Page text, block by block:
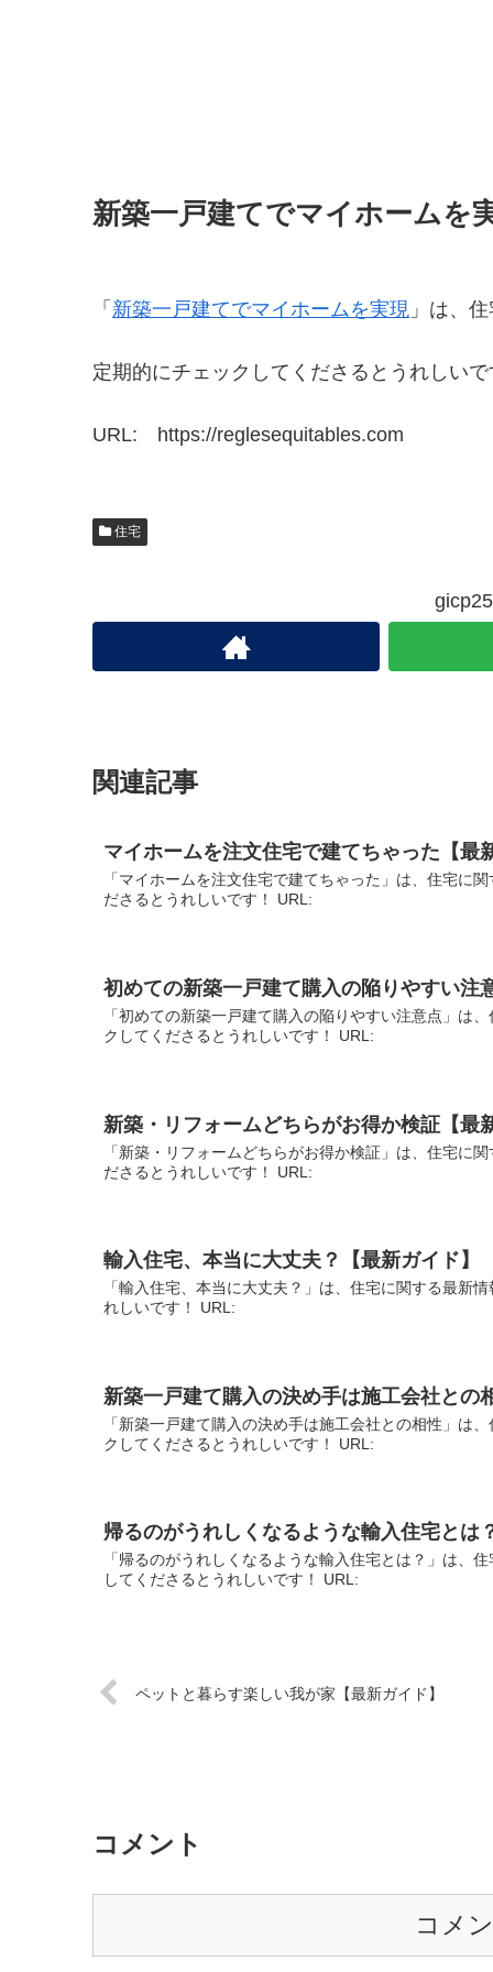
新築一戸建てでマイホームを
「 新築一戸建てでマイホームを実現 」は、
定期的にチェックしてくださるとうれしいで
URL: https://reglesequitables.com
住宅
関連記事
マイホームを注文住宅で建てちゃった【最
「マイホームを注文住宅で建てちゃった」は、住宅に
ださるとうれしいです！ URL:
初めての新築一戸建て購入の陥りやすい注
「初めての新築一戸建て購入の陥りやすい注意点」は
クしてくださるとうれしいです！ URL:
新築・リフォームどちらがお得か検証【最
「新築・リフォームどちらがお得か検証」は、住宅に
ださるとうれしいです！ URL:
輸入住宅、本当に大丈夫？【最新ガイド】
「輸入住宅、本当に大丈夫？」は、住宅に関する最新
れしいです！ URL:
新築一戸建て購入の決め手は施工会社との
「新築一戸建て購入の決め手は施工会社との相性」は
クしてくださるとうれしいです！ URL:
帰るのがうれしくなるような輸入住宅とは
「帰るのがうれしくなるような輸入住宅とは？」は、
してくださるとうれしいです！ URL:
ペットと暮らす楽しい我が家【最新ガイド】
コメント
コメ